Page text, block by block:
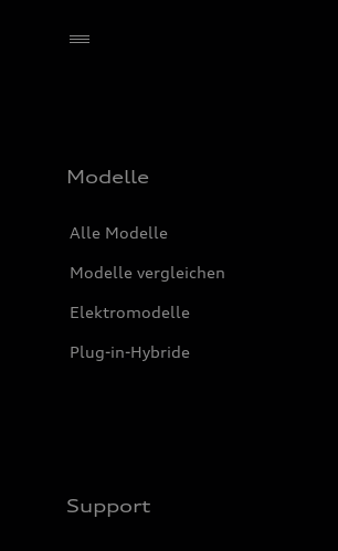
Modelle
Alle Modelle
Modelle vergleichen
Elektromodelle
Plug-in-Hybride
Support